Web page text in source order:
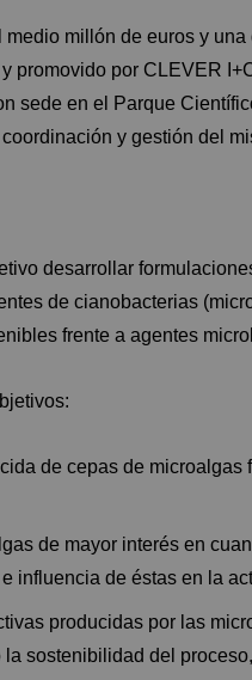
millón de euros y
promovido por CLEVER
sede en el Parque
y gestión del
desarrollar
de cianobacterias
frente a agentes
de cepas de
de mayor interés en
influencia de éstas en la
producidas por las
sostenibilidad del proceso,